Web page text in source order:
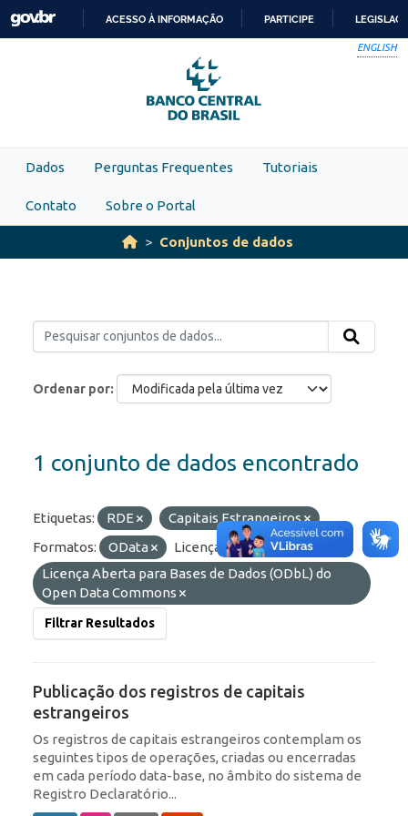
Skip to main content
PARA
O
CONTEÚDO
ACESSO À INFORMAÇÃO PARTICIPE
ENGLISH
Dados Perguntas Frequentes Tutoriais
Contato Sobre o Portal
Conjuntos de dados
Ordenar por
1 conjunto de dados encontrado
Etiquetas: RDE
Capitais Estrangeiros
Formatos:
OData
Licenças:
Licença Aberta para Bases de Dados (ODbL) do
Open Data Commons
Filtrar Resultados
Publicação dos registros de capitais
estrangeiros
Os registros de capitais estrangeiros contemplam os
seguintes tipos de operações, criadas ou encerradas
em cada período data-base, no âmbito do sistema de
Registro Declaratório...